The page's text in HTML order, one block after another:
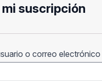
suscripción
o correo electrónico